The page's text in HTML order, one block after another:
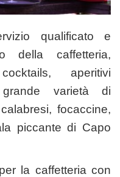
qualificato e
della caffetteria,
aperitivi
varietà di
focaccine,
piccante di Capo
la caffetteria con